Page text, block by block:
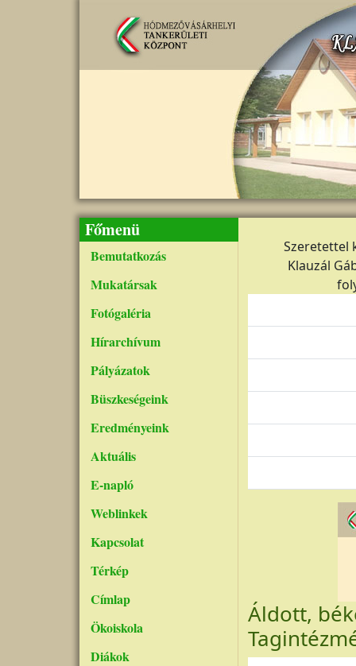
Főmenü
Bemutatkozás
Mukatársak
Fotógaléria
Hírarchívum
Pályázatok
Büszkeségeink
Eredményeink
Aktuális
E-napló
Weblinkek
Kapcsolat
Térkép
Címlap
Ökoiskola
Diákok
Szeretettel
Klauzál
Áldott,